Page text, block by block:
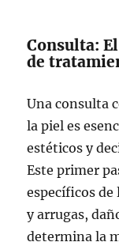
Consulta:
de
Una consulta
la piel es
estéticos y
Este primer
específicos de
y arrugas,
determina la